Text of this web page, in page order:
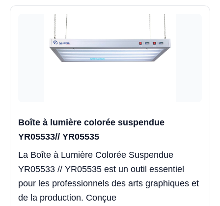
Boîte à lumière colorée suspendue
YR05533// YR05535
La Boîte à Lumière Colorée Suspendue
YR05533 // YR05535 est un outil essentiel
pour les professionnels des arts graphiques et
de la production. Conçue